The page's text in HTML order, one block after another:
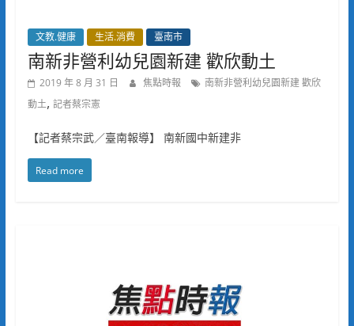
文教.健康 生活.消費 臺南市
南新非營利幼兒園新建 歡欣動土
2019 年 8 月 31 日 焦點時報
南新非營利幼兒園新建 歡欣
動土, 記者蔡宗憲
【記者蔡宗武／臺南報導】 南新國中新建非
Read more